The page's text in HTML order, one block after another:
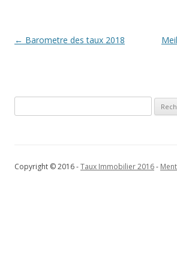
Navigation
← Barometre des taux 2018
Copyright © 2016 -Taux Immobilier 2016-